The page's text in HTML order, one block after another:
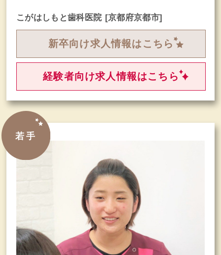
こがはしもと歯科医院 [京都府京都市]
新卒向け求人情報はこちら
経験者向け求人情報はこちら
若手